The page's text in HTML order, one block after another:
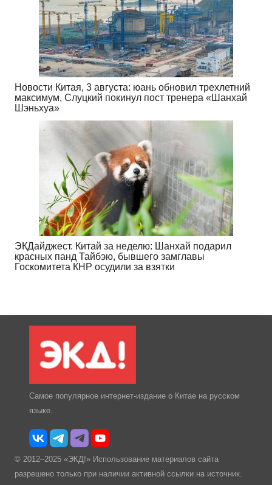
Новости Китая, 3 августа: юань обновил трехлетний
максимум, Слуцкий покинул пост тренера «Шанхай
Шэньхуа»
ЭКДайджест. Китай за неделю: Шанхай подарил
красных панд Тайбэю, бывшего замглавы
Госкомитета КНР осудили за взятки
Самое популярное интернет-издание о Китае на русском
языке.
© 2012–2025 «ЭКД!» Использование материалов сайта
разрешено только при наличии активной ссылки на источник.